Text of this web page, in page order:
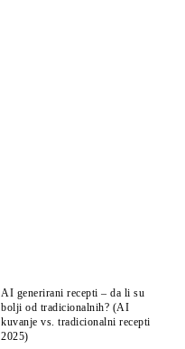
AI generirani recepti – da li su
bolji od tradicionalnih? (AI
kuvanje vs. tradicionalni recepti
2025)